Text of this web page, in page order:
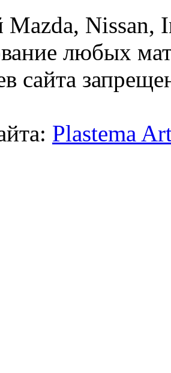
Mazda,
любых
сайта
Plastema